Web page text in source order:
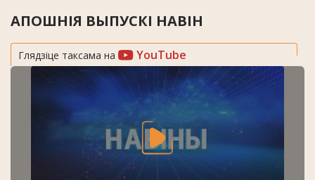
АПОШНІЯ ВЫПУСКІ НАВІН
Глядзіце таксама на YouTube